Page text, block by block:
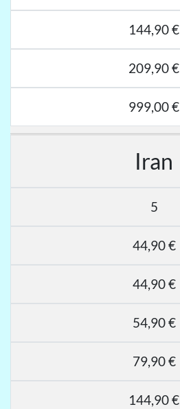
144,90 €
209,90 €
999,00 €
Iran
5
44,90 €
44,90 €
54,90 €
79,90 €
144,90 €